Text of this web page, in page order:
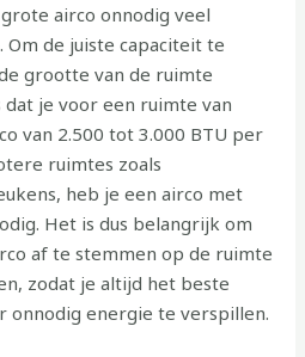
airco onnodig veel
de juiste capaciteit te
grootte van de ruimte
je voor een ruimte van
van 2.500 tot 3.000 BTU per
ruimtes zoals
heb je een airco met
Het is dus belangrijk om
af te stemmen op de ruimte
zodat je altijd het beste
onnodig energie te verspillen.